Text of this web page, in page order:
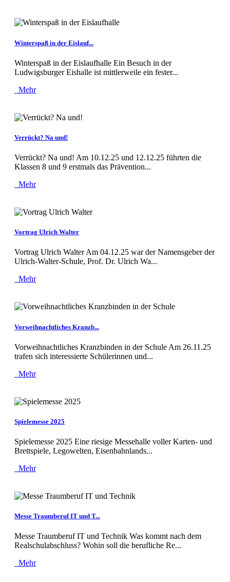
Winterspaß in der Eislauf...
Winterspaß in der Eislaufhalle Ein Besuch in der
Ludwigsburger Eishalle ist mittlerweile ein fester...
Mehr
Verrückt? Na und!
Verrückt? Na und! Am 10.12.25 und 12.12.25 führten die
Klassen 8 und 9 erstmals das Prävention...
Mehr
Vortrag Ulrich Walter
Vortrag Ulrich Walter Am 04.12.25 war der Namensgeber der
Ulrich-Walter-Schule, Prof. Dr. Ulrich Wa...
Mehr
Vorweihnachtliches Kranzb...
Vorweihnachtliches Kranzbinden in der Schule Am 26.11.25
trafen sich interessierte Schülerinnen und...
Mehr
Spielemesse 2025
Spielemesse 2025 Eine riesige Messehalle voller Karten- und
Brettspiele, Legowelten, Eisenbahnlands...
Mehr
Messe Traumberuf IT und T...
Messe Traumberuf IT und Technik Was kommt nach dem
Realschulabschluss? Wohin soll die berufliche Re...
Mehr